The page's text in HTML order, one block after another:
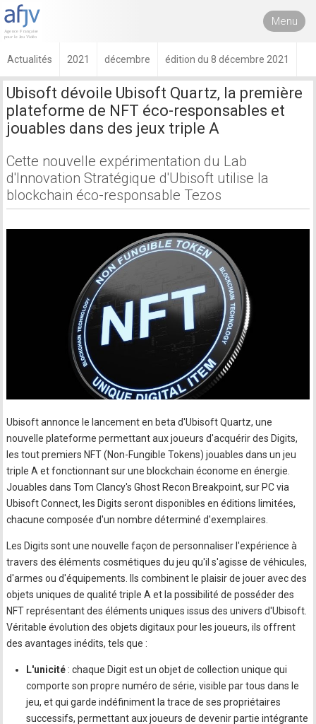
Menu
Actualités 2021 décembre édition du 8 décembre 2021
Ubisoft dévoile Ubisoft Quartz, la première
plateforme de NFT éco-responsables et
jouables dans des jeux triple A
Cette nouvelle expérimentation du Lab
d'Innovation Stratégique d'Ubisoft utilise la
blockchain éco-responsable Tezos
Ubisoft annonce le lancement en beta d'Ubisoft Quartz, une
nouvelle plateforme permettant aux joueurs d'acquérir des Digits,
les tout premiers NFT (Non-Fungible Tokens) jouables dans un jeu
triple A et fonctionnant sur une blockchain économe en énergie.
Jouables dans Tom Clancy's Ghost Recon Breakpoint, sur PC via
Ubisoft Connect, les Digits seront disponibles en éditions limitées,
chacune composée d'un nombre déterminé d'exemplaires.
Les Digits sont une nouvelle façon de personnaliser l'expérience à
travers des éléments cosmétiques du jeu qu'il s'agisse de véhicules,
d'armes ou d'équipements. Ils combinent le plaisir de jouer avec des
objets uniques de qualité triple A et la possibilité de posséder des
NFT représentant des éléments uniques issus des univers d'Ubisoft.
Véritable évolution des objets digitaux pour les joueurs, ils offrent
des avantages inédits, tels que :
L'unicité : chaque Digit est un objet de collection unique qui
comporte son propre numéro de série, visible par tous dans le
jeu, et qui garde indéfiniment la trace de ses propriétaires
successifs, permettant aux joueurs de devenir partie intégrante